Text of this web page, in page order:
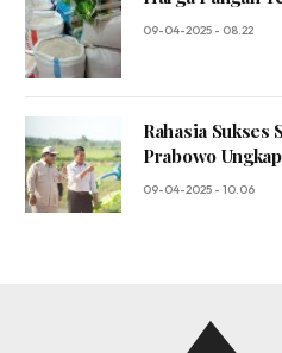
09-04-2025 - 08.22
Rahasia Sukses
Prabowo
Biasa!
09-04-2025 - 10.06